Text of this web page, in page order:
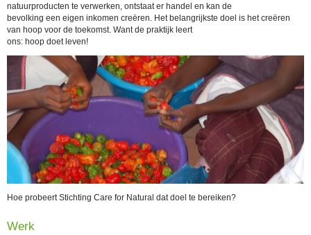
natuurproducten te verwerken, ontstaat er handel en kan de
bevolking een eigen inkomen creëren. Het belangrijkste doel is het creëren
van hoop voor de toekomst. Want de praktijk leert
ons: hoop doet leven!
Hoe probeert Stichting Care for Natural dat doel te bereiken?
Werk